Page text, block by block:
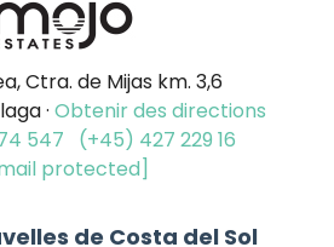
Ctra. de Mijas km. 3,6
· Obtenir des directions
547
(+45) 427 229 16
protected]